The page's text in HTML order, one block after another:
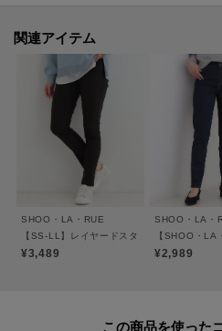
シャツ素材と表面感のある素材を使用して
※裏地なし
【仕様】
・ポケットなし
・裏地なし
※照明の関係により、実際よりも色味が
た、パソコン・スマートフォンなどの環
が異なる場合もございます。
■気になるアイテムは『お気に入り登録』
関連アイテム
SHOO・LA・RUE
【SS-LL】レイヤードスタイルに スキニーパ
¥3,489
SHOO・LA・
【SHOO・
¥2,989
この商品を使った